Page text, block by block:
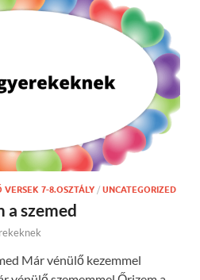
VERSEK 7-8.OSZTÁLY / UNCATEGORIZED
a szemed
Már vénülő kezemmel